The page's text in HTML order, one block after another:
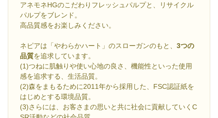
アネモネHGのこだわりフレッシュパルプと、リサイクル
パルプをブレンド。
高品質感をお楽しみください。
ネピアは「やわらかハート」のスローガンのもと、 3つの
品質を追求しています。
(1)つねに肌触りや使い心地の良さ、機能性といった使用
感を追求する、生活品質。
(2)森をまもるために2011年から採用した、FSC認証紙を
はじめとする環境品質。
(3)さらには、お客さまの思いと共に社会に貢献していくC